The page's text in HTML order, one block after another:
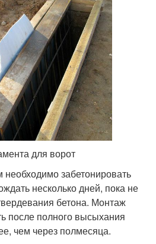
для ворот
забетонировать
несколько дней, пока не
бетона. Монтаж
после полного высыхания
чем через полмесяца.